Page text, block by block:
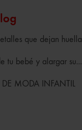
que dejan huella
tu bebé y alargar su...
MODA INFANTIL